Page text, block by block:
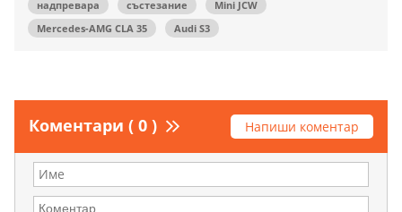
надпревара
състезание
Mini JCW
Mercedes-AMG CLA 35
Audi S3
Коментари ( 0 ) Напиши коментар